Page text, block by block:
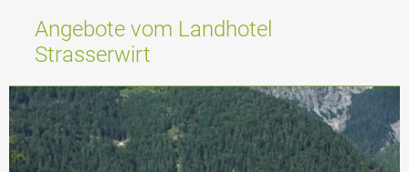
Angebote vom Landhotel
Strasserwirt